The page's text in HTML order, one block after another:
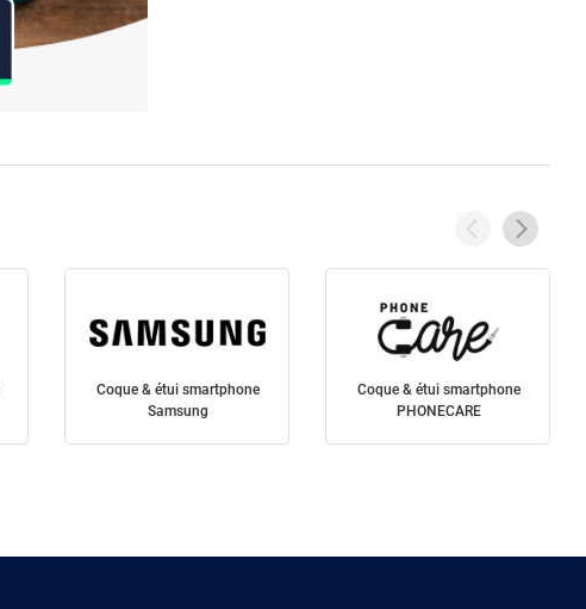
Coque & étui smartphone
Samsung
Coque & étui smartphone
PHONECARE